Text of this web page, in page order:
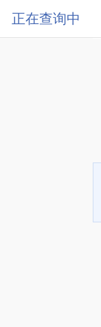
正在查询中